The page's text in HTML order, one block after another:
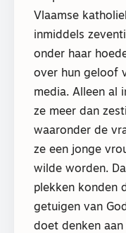
Vlaamse
inmiddels
onder haar
over hun geloof
media. Alleen al
ze meer dan
waaronder de
ze een jonge
wilde worden.
plekken konden
getuigen van
doet denken aan